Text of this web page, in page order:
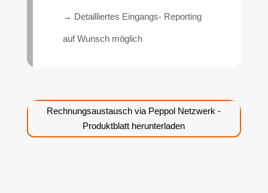
→ Detailliertes Eingangs- Reporting
auf Wunsch möglich
Rechnungsaustausch via Peppol Netzwerk -
Produktblatt herunterladen